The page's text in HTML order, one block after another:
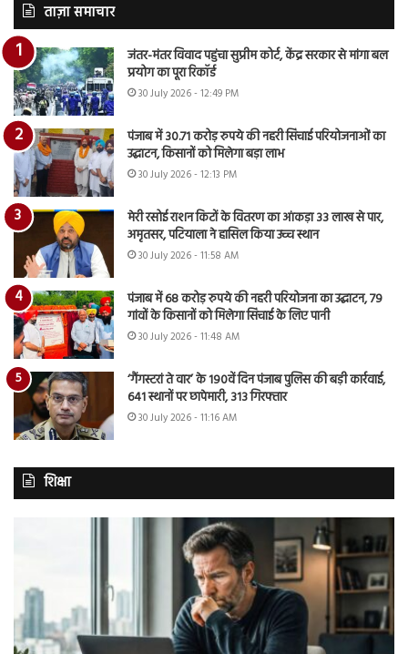
ताज़ा समाचार
जंतर-मंतर विवाद पहुंचा सुप्रीम कोर्ट, केंद्र सरकार से मांगा बल
प्रयोग का पूरा रिकॉर्ड
30 July 2026 - 12:49 PM
पंजाब में 30.71 करोड़ रुपये की नहरी सिंचाई परियोजनाओं का
उद्घाटन, किसानों को मिलेगा बड़ा लाभ
30 July 2026 - 12:13 PM
मेरी रसोई राशन किटों के वितरण का आंकड़ा 33 लाख से पार,
अमृतसर, पटियाला ने हासिल किया उच्च स्थान
30 July 2026 - 11:58 AM
पंजाब में 68 करोड़ रुपये की नहरी परियोजना का उद्घाटन, 79
गांवों के किसानों को मिलेगा सिंचाई के लिए पानी
30 July 2026 - 11:48 AM
‘गैंगस्टरां ते वार’ के 190वें दिन पंजाब पुलिस की बड़ी कार्रवाई,
641 स्थानों पर छापेमारी, 313 गिरफ्तार
30 July 2026 - 11:16 AM
शिक्षा